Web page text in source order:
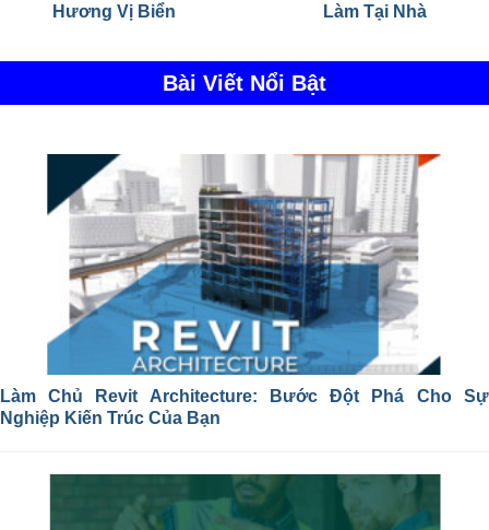
Hương Vị Biển
Làm Tại Nhà
Bài Viết Nổi Bật
Làm Chủ Revit Architecture: Bước Đột Phá Cho Sự
Nghiệp Kiến Trúc Của Bạn